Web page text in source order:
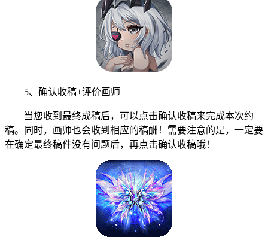
5、确认收稿+评价画师
当您收到最终成稿后，可以点击确认收稿来完成本次约
稿。同时，画师也会收到相应的稿酬！需要注意的是，一定要
在确定最终稿件没有问题后，再点击确认收稿哦！